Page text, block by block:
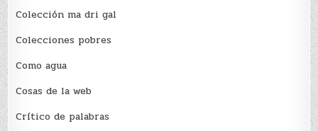
Colección ma dri gal
Colecciones pobres
Como agua
Cosas de la web
Crítico de palabras